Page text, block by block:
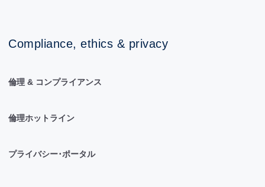
Compliance, ethics & privacy
倫理 & コンプライアンス
倫理ホットライン
プライバシー･ポータル